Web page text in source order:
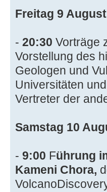
Freitag 9 August
- 20:30 Vorträge
Vorstellung des
Geologen und
Universitäten
Vertreter der
Samstag 10
- 9:00 Führung
Kameni Chora,